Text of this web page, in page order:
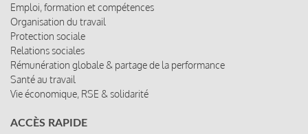
Emploi, formation et compétences
Organisation du travail
Protection sociale
Relations sociales
Rémunération globale & partage de la performance
Santé au travail
Vie économique, RSE & solidarité
ACCÈS RAPIDE